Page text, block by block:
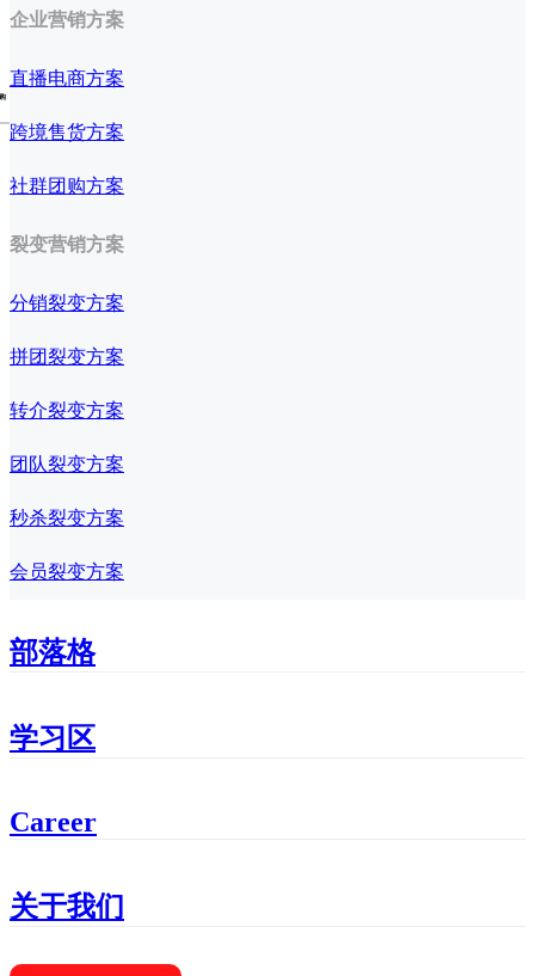
企业营销方案
直播电商方案
跨境售货方案
社群团购方案
裂变营销方案
分销裂变方案
拼团裂变方案
转介裂变方案
团队裂变方案
秒杀裂变方案
会员裂变方案
部落格
学习区
Career
关于我们